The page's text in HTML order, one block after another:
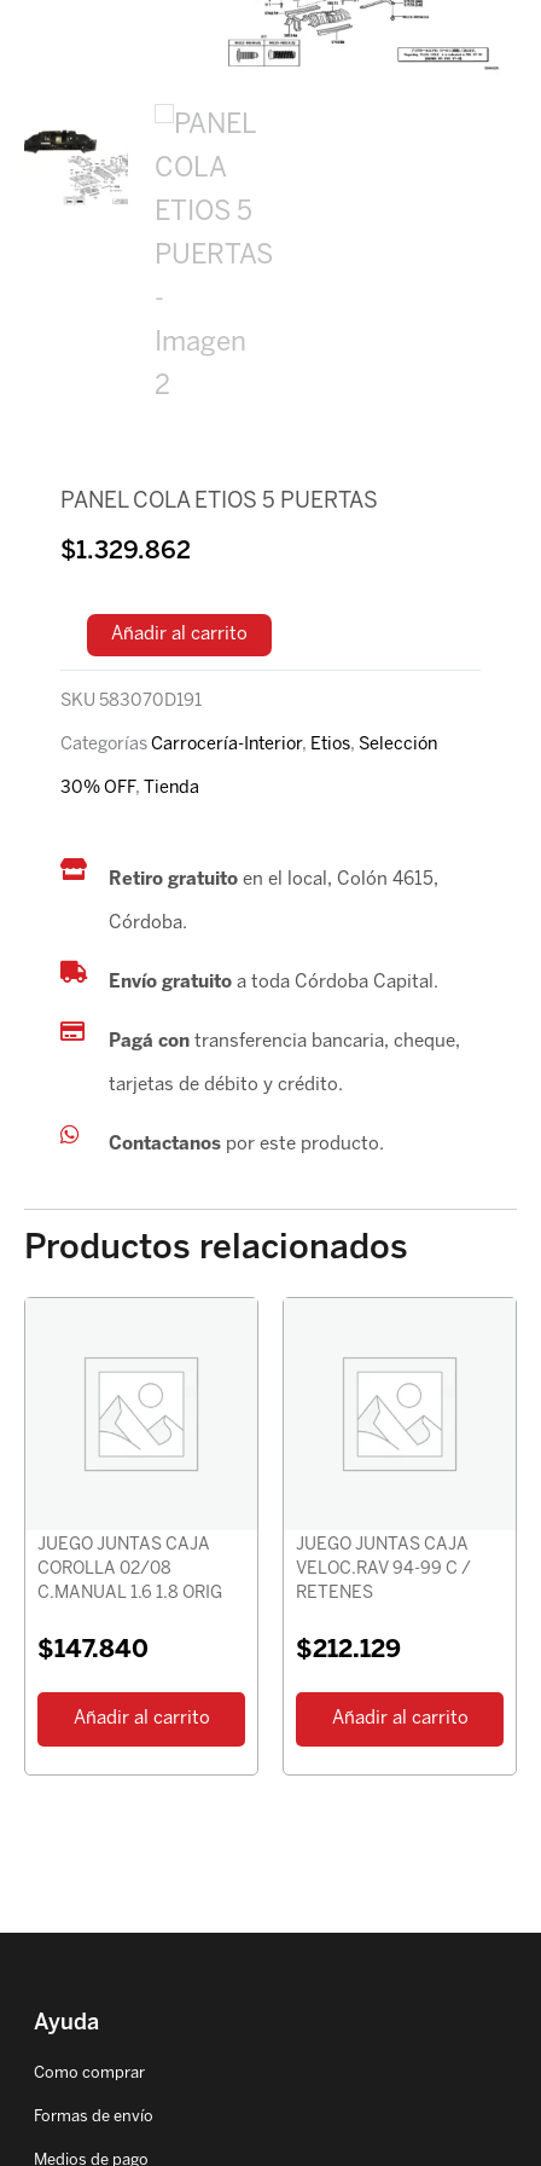
PANEL COLA ETIOS 5 PUERTAS
$1.329.862
Añadir al carrito
SKU 583070D191
Categorías Carrocería-Interior, Etios, Selección
30% OFF, Tienda
Retiro gratuito en el local, Colón 4615,
Córdoba.
Envío gratuitoa toda Córdoba Capital.
Pagá contransferencia bancaria, cheque,
tarjetas de débito y crédito.
Contactanospor este producto.
Productos relacionados
JUEGO JUNTAS CAJA
COROLLA 02/08
C.MANUAL 1.6 1.8 ORIG
$147.840
Añadir al carrito
JUEGO JUNTAS CAJA
VELOC.RAV 94-99 C /
RETENES
$212.129
Añadir al carrito
Ayuda
Como comprar
Formas de envío
Medios de pago